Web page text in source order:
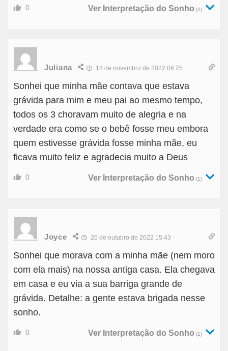
0 Ver Interpretação do Sonho (2)
Juliana 18 de novembro de 2022 06:25
Sonhei que minha mãe contava que estava
grávida para mim e meu pai ao mesmo tempo,
todos os 3 choravam muito de alegria e na
verdade era como se o bebê fosse meu embora
quem estivesse grávida fosse minha mãe, eu
ficava muito feliz e agradecia muito a Deus
0 Ver Interpretação do Sonho (1)
Joyce 20 de outubro de 2022 15:43
Sonhei que morava com a minha mãe (nem moro
com ela mais) na nossa antiga casa. Ela chegava
em casa e eu via a sua barriga grande de
grávida. Detalhe: a gente estava brigada nesse
sonho.
0 Ver Interpretação do Sonho (1)